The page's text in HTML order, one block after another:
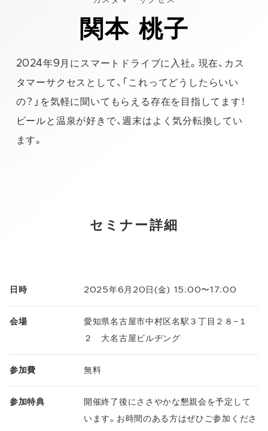
関本 桃子
2024年9月にスマートドライブに入社。現在、カス
タマーサクセスとして、「これってどうしたらいい
の？」を気軽に聞いてもらえる存在を目指してます！
ビールと温泉が好きで、週末はよく気分転換してい
ます。
セミナー詳細
日時 2025年6月20日(金) 15:00〜17:00
会場
愛知県名古屋市中村区名駅３丁目２８−１
２ 大名古屋ビルヂング
参加費 無料
参加特典
開催終了後にささやかな懇親会を予定して
います。お時間のある方はぜひご参加くださ